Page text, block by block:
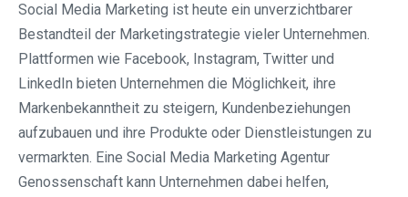
Social Media Marketing ist heute ein unverzichtbarer
Bestandteil der Marketingstrategie vieler Unternehmen.
Plattformen wie Facebook, Instagram, Twitter und
LinkedIn bieten Unternehmen die Möglichkeit, ihre
Markenbekanntheit zu steigern, Kundenbeziehungen
aufzubauen und ihre Produkte oder Dienstleistungen zu
vermarkten. Eine Social Media Marketing Agentur
Genossenschaft kann Unternehmen dabei helfen,